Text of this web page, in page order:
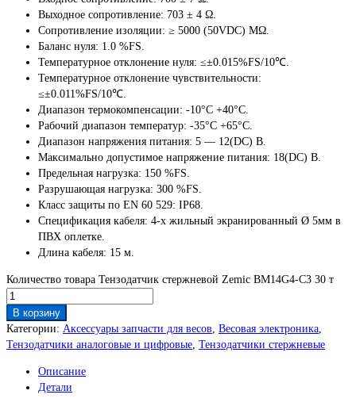
Выходное сопротивление: 703 ± 4 Ω.
Сопротивление изоляции: ≥ 5000 (50VDC) MΩ.
Баланс нуля: 1.0 %FS.
Температурное отклонение нуля: ≤±0.015%FS/10℃.
Температурное отклонение чувствительности:
≤±0.011%FS/10℃.
Диапазон термокомпенсации: -10°С +40°С.
Рабочий диапазон температур: -35°С +65°С.
Диапазон напряжения питания: 5 — 12(DC) В.
Максимально допустимое напряжение питания: 18(DC) В.
Предельная нагрузка: 150 %FS.
Разрушающая нагрузка: 300 %FS.
Класс защиты по EN 60 529: IP68.
Спецификация кабеля: 4-x жильный экранированный Ø 5мм в
ПВХ оплетке.
Длина кабеля: 15 м.
Количество товара Тензодатчик стержневой Zemic BM14G4-C3 30 т
В корзину
Категории: Аксессуары запчасти для весов, Весовая электроника,
Тензодатчики аналоговые и цифровые, Тензодатчики стержневые
Описание
Детали